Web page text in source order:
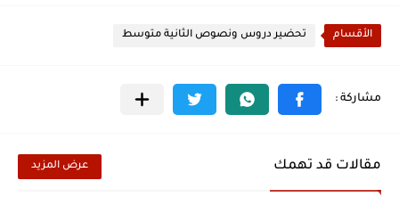
الأقسام تحضير دروس ونصوص الثانية متوسط
مقالات قد تهمك عرض المزيد